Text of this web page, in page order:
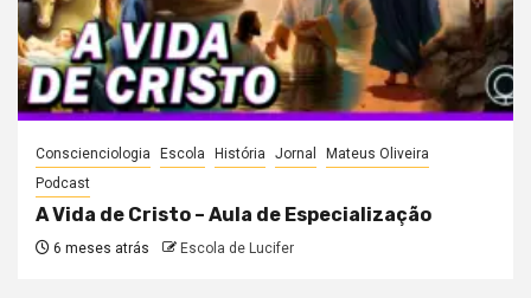
Conscienciologia Escola História Jornal
Mateus Oliveira
Podcast
A Vida de Cristo – Aula de Especialização
6 meses atrás Escola de Lucifer